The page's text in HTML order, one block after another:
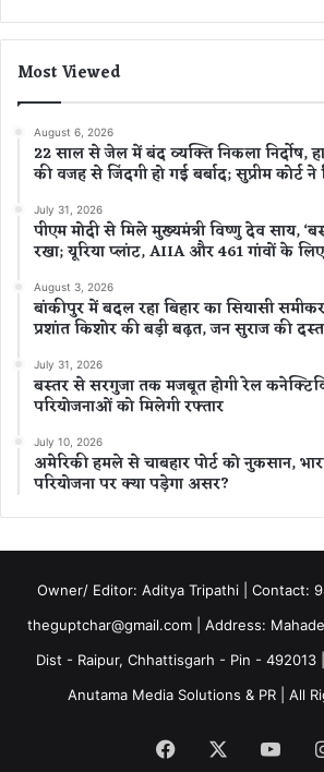
Most Viewed
August 6, 2026
22 साल से जेल में बंद व्यक्ति निकला निर्दोष,
की वजह से जिंदगी हो गई बर्बाद; सुप्रीम कोर्ट ने
July 31, 2026
पीएम मोदी से मिले मुख्यमंत्री विष्णु देव साय,
रखा; यूरिया प्लांट, AIIA और 461 गांवों के
August 3, 2026
बांकीपुर में बदल रहा बिहार का सियासी
प्रशांत किशोर की बड़ी बढ़त, जन सुराज की
July 31, 2026
बस्तर से सरगुजा तक मजबूत होगी रेल
परियोजनाओं को मिलेगी रफ्तार
July 10, 2026
अमेरिकी हमले से चाबहार पोर्ट को नुकसान,
परियोजना पर क्या पड़ेगा असर?
Owner/ Editor: Aditya Tripathi | Contact:
theguptchar@gmail.com | Address:
Dist - Raipur, Chhattisgarh - Pin -
Anutama Media Solutions & PR | All
Facebook